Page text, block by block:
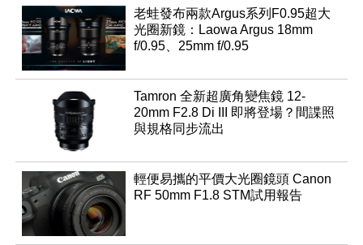
老蛙發布兩款Argus系列F0.95超大
光圈新鏡：Laowa Argus 18mm
f/0.95、25mm f/0.95
Tamron 全新超廣角變焦鏡 12-
20mm F2.8 Di III 即將登場？間諜照
與規格同步流出
輕便易攜的平價大光圈鏡頭 Canon
RF 50mm F1.8 STM試用報告